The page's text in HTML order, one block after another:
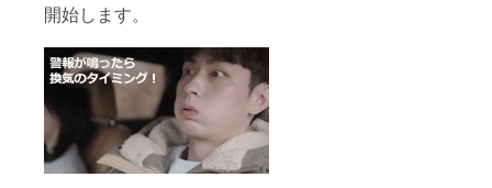
開始します。